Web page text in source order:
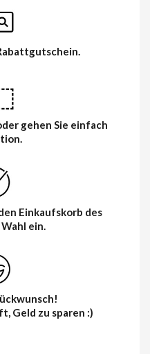
gehen Sie einfach
Einkaufskorb des
ein.
Geld zu sparen :)